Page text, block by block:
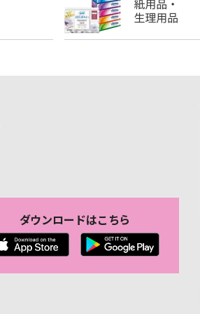
ダウンロードはこちら